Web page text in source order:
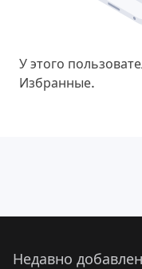
У этого
Избранные.
Недавно